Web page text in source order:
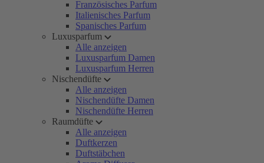
Französisches Parfum
Italienisches Parfum
Spanisches Parfum
Luxusparfum
Alle anzeigen
Luxusparfum Damen
Luxusparfum Herren
Nischendüfte
Alle anzeigen
Nischendüfte Damen
Nischendüfte Herren
Raumdüfte
Alle anzeigen
Duftkerzen
Duftstäbchen